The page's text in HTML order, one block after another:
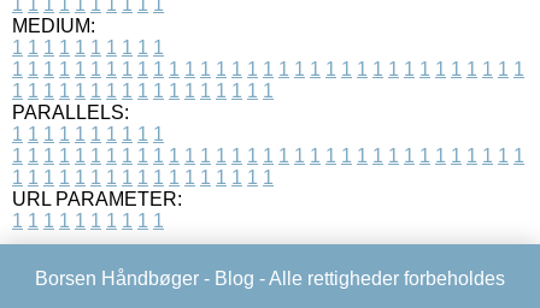
MEDIUM:
1 1 1 1 1 1 1 1 1 1
1 1 1 1 1 1 1 1 1 1 1 1 1 1 1 1 1 1 1 1 1 1 1 1 1 1 1 1 1 1 1 1 1
1 1 1 1 1 1 1 1 1 1 1 1 1 1 1 1 1
PARALLELS:
1 1 1 1 1 1 1 1 1 1
1 1 1 1 1 1 1 1 1 1 1 1 1 1 1 1 1 1 1 1 1 1 1 1 1 1 1 1 1 1 1 1 1
1 1 1 1 1 1 1 1 1 1 1 1 1 1 1 1 1
URL PARAMETER:
1 1 1 1 1 1 1 1 1 1
Borsen Håndbøger - Blog - Alle rettigheder forbeholdes